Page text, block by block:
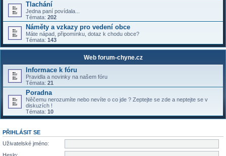
Tlachání
Jedna paní povídala...
Témata: 202
Náměty a vzkazy pro vedení obce
Máte nápad, připomínku, dotaz k chodu obce?
Témata: 143
Web forum-chyne.cz
Informace k fóru
Pravidla a novinky na našem fóru
Témata: 21
Poradna
Něčemu nerozumíte nebo nevíte o co jde ? Zeptejte se zde a neptejte se v
diskuzích !
Témata: 10
PŘIHLÁSIT SE
Uživatelské jméno: